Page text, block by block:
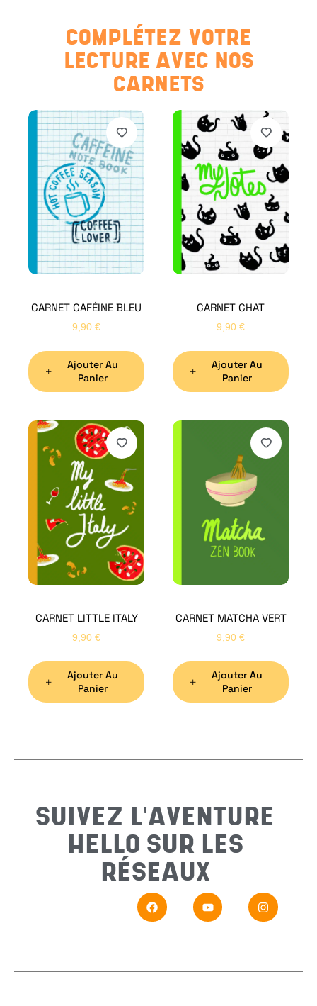
COMPLÉTEZ VOTRE
LECTURE AVEC NOS
CARNETS
CARNET CAFÉINE BLEU
9,90 €
Ajouter Au
Panier
CARNET CHAT
9,90 €
Ajouter Au
Panier
CARNET LITTLE ITALY
9,90 €
Ajouter Au
Panier
CARNET MATCHA VERT
9,90 €
Ajouter Au
Panier
SUIVEZ L'AVENTURE
HELLO SUR LES
RÉSEAUX